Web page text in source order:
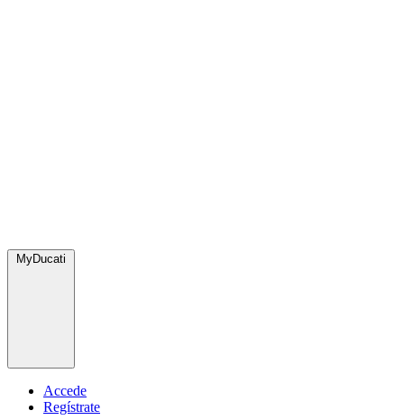
MyDucati
Accede
Regístrate